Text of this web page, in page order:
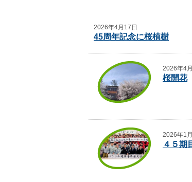
2026年4月17日
45周年記念に桜植樹
2026年4
桜開花
2026年1
４５期